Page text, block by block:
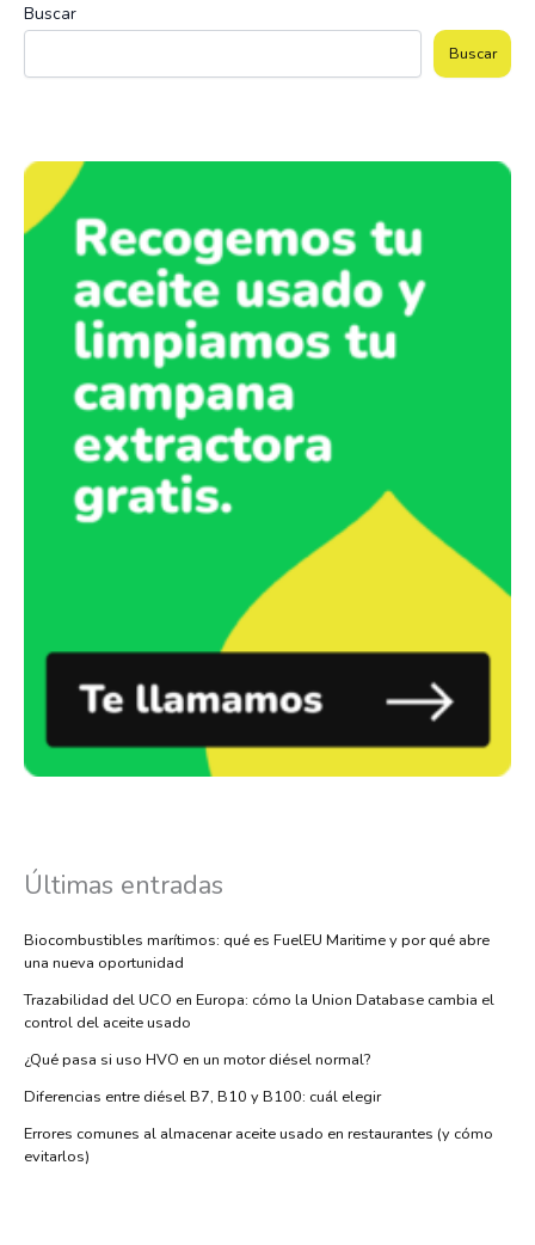
Buscar
Buscar
Últimas entradas
Biocombustibles marítimos: qué es FuelEU Maritime y por qué abre
una nueva oportunidad
Trazabilidad del UCO en Europa: cómo la Union Database cambia el
control del aceite usado
¿Qué pasa si uso HVO en un motor diésel normal?
Diferencias entre diésel B7, B10 y B100: cuál elegir
Errores comunes al almacenar aceite usado en restaurantes (y cómo
evitarlos)